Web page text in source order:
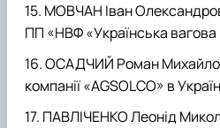
МОВЧАН Іван
ПП «НВФ «Українська вагова
ОСАДЧИЙ Роман
компанії «AGSOLCO» в
ПАВЛІЧЕНКО Леонід